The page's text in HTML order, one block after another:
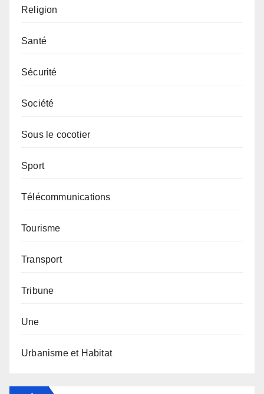
Religion
Santé
Sécurité
Société
Sous le cocotier
Sport
Télécommunications
Tourisme
Transport
Tribune
Une
Urbanisme et Habitat